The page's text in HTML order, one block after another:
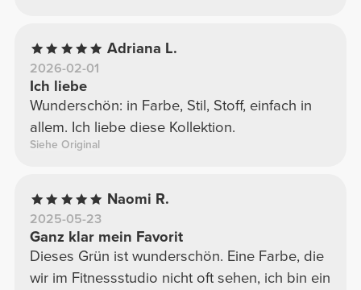
Adriana L.
2026-02-01
Ich liebe
Wunderschön: in Farbe, Stil, Stoff, einfach in
allem. Ich liebe diese Kollektion.
Siehe Original
Naomi R.
2025-05-23
Ganz klar mein Favorit
Dieses Grün ist wunderschön. Eine Farbe, die
wir im Fitnessstudio nicht oft sehen, ich bin ein